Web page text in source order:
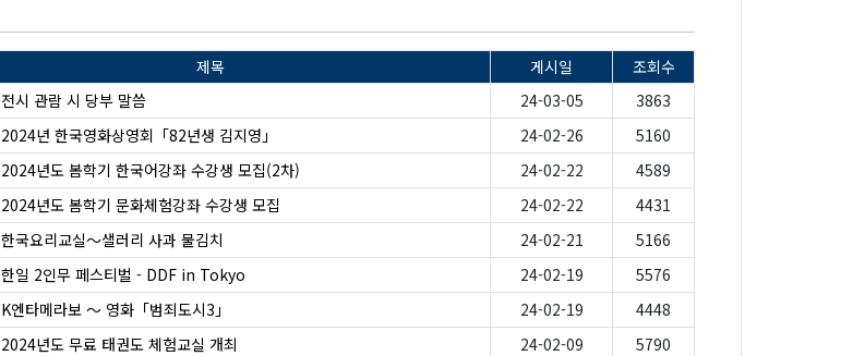
제목 게시일
조회수
전시 관람 시 당부 말씀 24-03-05
3863
2024년 한국영화상영회「82년생 김지영」 24-02-26
5160
2024년도 봄학기 한국어강좌 수강생 모집(2차) 24-02-22
4589
2024년도 봄학기 문화체험강좌 수강생 모집 24-02-22
4431
한국요리교실〜샐러리 사과 물김치 24-02-21
5166
한일 2인무 페스티벌 - DDF in Tokyo 24-02-19
5576
K엔타메라보 ～ 영화「범죄도시3」 24-02-19
4448
2024년도 무료 태권도 체험교실 개최 24-02-09
5790